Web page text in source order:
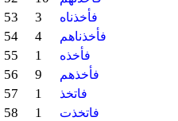
53 3 فأخذناه
54 4 فأخذناهم
55 1 فأخذه
56 9 فأخذهم
57 1 فاتخذ
58 1 فاتخذت